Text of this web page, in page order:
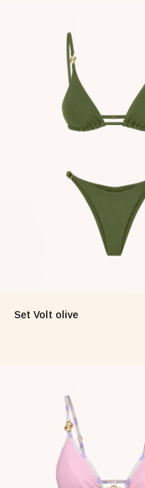
Майка Core блонді
Set Volt olive